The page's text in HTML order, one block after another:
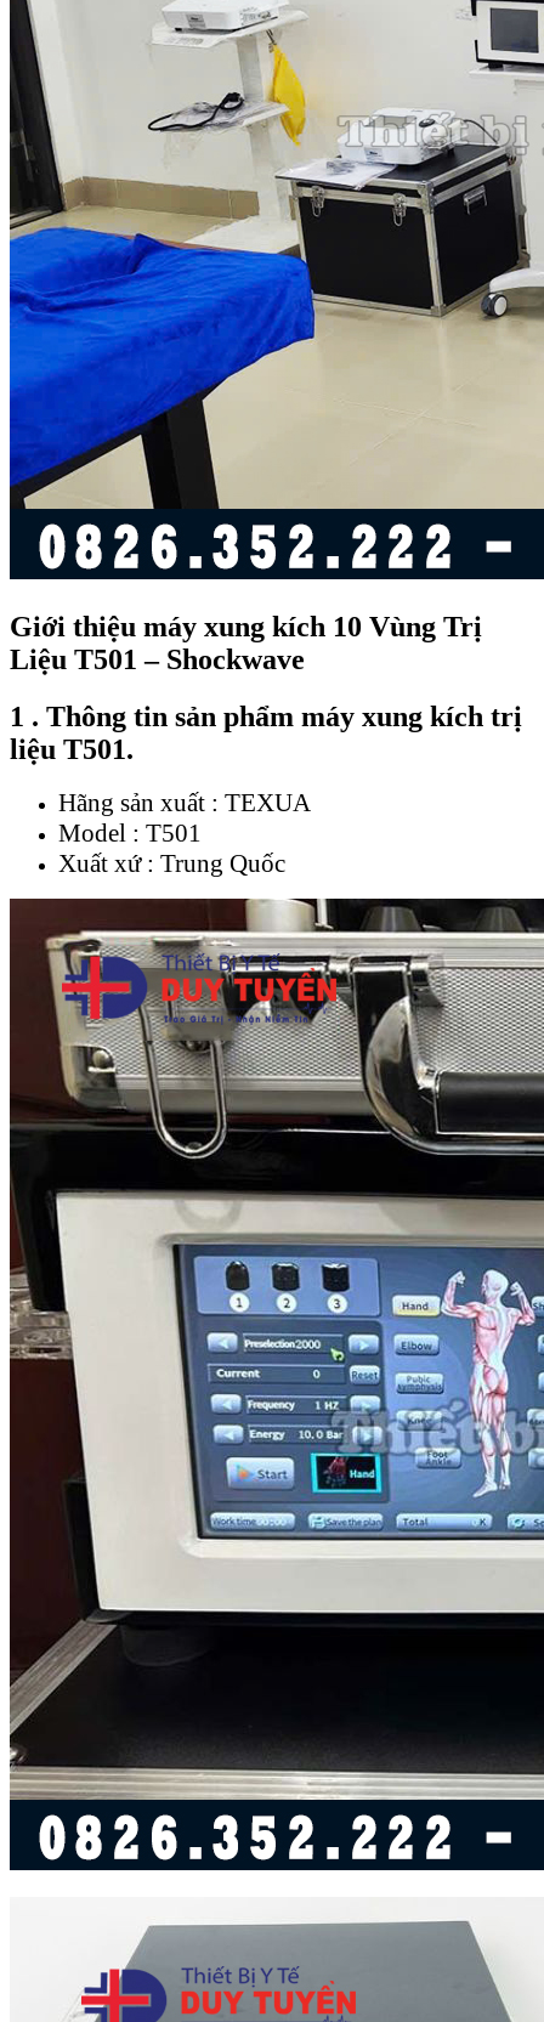
Giới thiệu máy xung kích 10 Vùng Trị
Liệu T501 – Shockwave
1 . Thông tin sản phẩm máy xung kích trị
liệu T501.
Hãng sản xuất : TEXUA
Model : T501
Xuất xứ : Trung Quốc